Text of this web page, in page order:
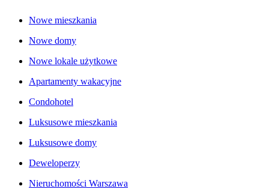
Nowe mieszkania
Nowe domy
Nowe lokale użytkowe
Apartamenty wakacyjne
Condohotel
Luksusowe mieszkania
Luksusowe domy
Deweloperzy
Nieruchomości Warszawa